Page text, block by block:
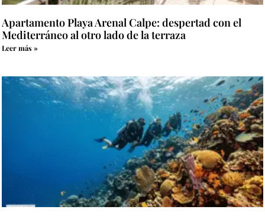
Apartamento Playa Arenal Calpe: despertad con el
Mediterráneo al otro lado de la terraza
Leer más »